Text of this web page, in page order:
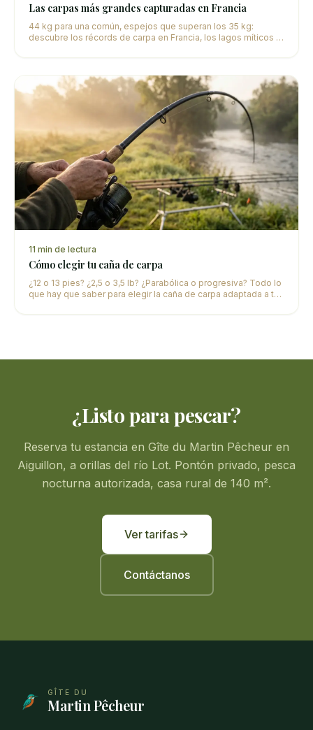
Las carpas más grandes capturadas en Francia
44 kg para una común, espejos que superan los 35 kg:
descubre los récords de carpa en Francia, los lagos míticos y
11 min de lectura
Cómo elegir tu caña de carpa
¿12 o 13 pies? ¿2,5 o 3,5 lb? ¿Parabólica o progresiva? Todo lo
que hay que saber para elegir la caña de carpa adaptada a tu
¿Listo para pescar?
Reserva tu estancia en Gîte du Martin Pêcheur en
Aiguillon, a orillas del río Lot. Pontón privado, pesca
nocturna autorizada, casa rural de 140 m².
Ver tarifas
Contáctanos
GÎTE DU
Martin Pêcheur